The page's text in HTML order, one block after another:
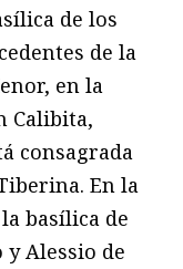
de los
de la
en la
Calibita,
consagrada
En la
basílica de
y Alessio de